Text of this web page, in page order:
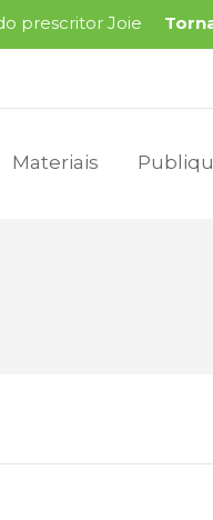
prescritor Joie
Materiais